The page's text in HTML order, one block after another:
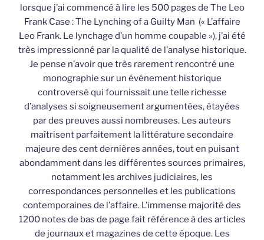
lorsque j’ai commencé à lire les 500 pages de The Leo
Frank Case : The Lynching of a Guilty Man (« L’affaire
Leo Frank. Le lynchage d’un homme coupable »), j’ai été
très impressionné par la qualité de l’analyse historique.
Je pense n’avoir que très rarement rencontré une
monographie sur un événement historique
controversé qui fournissait une telle richesse
d’analyses si soigneusement argumentées, étayées
par des preuves aussi nombreuses. Les auteurs
maîtrisent parfaitement la littérature secondaire
majeure des cent dernières années, tout en puisant
abondamment dans les différentes sources primaires,
notamment les archives judiciaires, les
correspondances personnelles et les publications
contemporaines de l’affaire. L’immense majorité des
1200 notes de bas de page fait référence à des articles
de journaux et magazines de cette époque. Les